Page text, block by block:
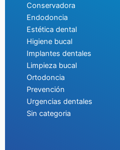
Conservadora
Endodoncia
Estética dental
Higiene bucal
Implantes dentales
Limpieza bucal
Ortodoncia
Prevención
Urgencias dentales
Sin categoria